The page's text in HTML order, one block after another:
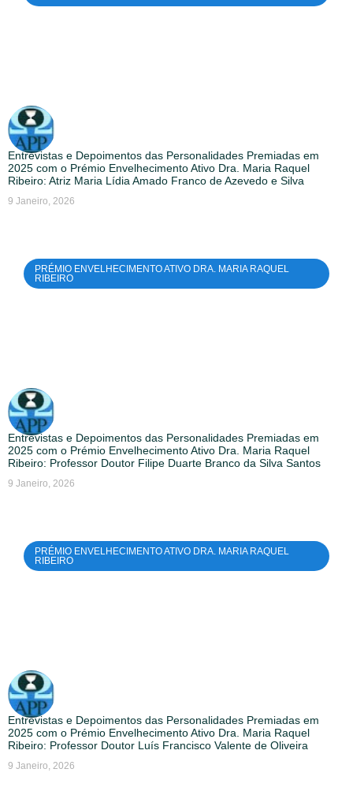
Entrevistas e Depoimentos das Personalidades Premiadas em
2025 com o Prémio Envelhecimento Ativo Dra. Maria Raquel
Ribeiro: Atriz Maria Lídia Amado Franco de Azevedo e Silva
9 Janeiro, 2026
PRÉMIO ENVELHECIMENTO ATIVO DRA. MARIA RAQUEL
RIBEIRO
Entrevistas e Depoimentos das Personalidades Premiadas em
2025 com o Prémio Envelhecimento Ativo Dra. Maria Raquel
Ribeiro: Professor Doutor Filipe Duarte Branco da Silva Santos
9 Janeiro, 2026
PRÉMIO ENVELHECIMENTO ATIVO DRA. MARIA RAQUEL
RIBEIRO
Entrevistas e Depoimentos das Personalidades Premiadas em
2025 com o Prémio Envelhecimento Ativo Dra. Maria Raquel
Ribeiro: Professor Doutor Luís Francisco Valente de Oliveira
9 Janeiro, 2026